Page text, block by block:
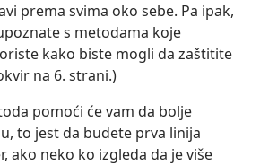
prema svima oko sebe. Pa ipak,
s metodama koje
kako biste mogli da zaštitite
na 6. strani.)
pomoći će vam da bolje
to jest da budete prva linija
ako neko ko izgleda da je više